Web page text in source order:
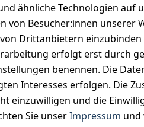
ähnliche Technologien auf
von Besucher:innen unserer
Drittanbietern
erfolgt erst durch
benennen. Die
Interesses erfolgen. Die
einzuwilligen und die
Sie unserImpressum und
Rücksendung
Persönlicher Rückruf
Vertrag widerrufen